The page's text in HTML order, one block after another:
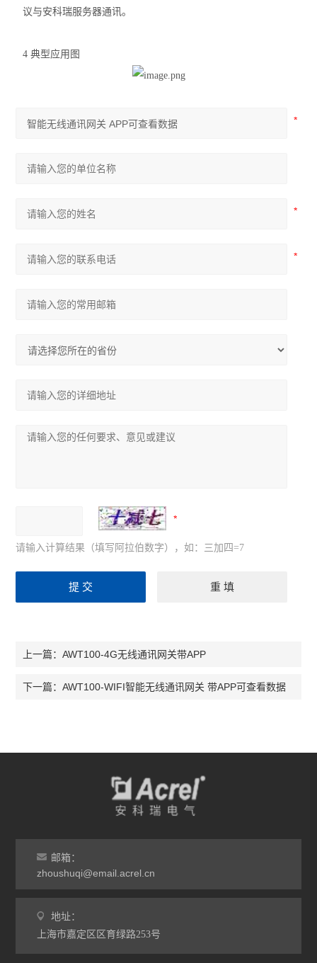
议与安科瑞服务器通讯。
4 典型应用图
请输入计算结果（填写阿拉伯数字），如：三加四=7
上一篇：AWT100-4G无线通讯网关带APP
下一篇：AWT100-WIFI智能无线通讯网关 带APP可查看数据
邮箱：
zhoushuqi@email.acrel.cn
地址：
上海市嘉定区区育绿路253号